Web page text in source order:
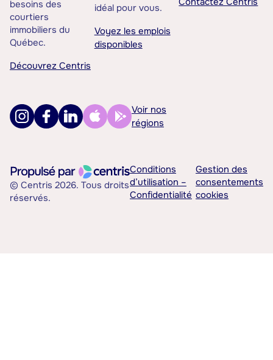
besoins des
courtiers
immobiliers du
Québec.
Découvrez Centris
idéal pour vous.
Voyez les emplois
disponibles
Voir nos
régions
© Centris 2026. Tous droits
réservés.
Conditions
d’utilisation –
Confidentialité
Gestion des
consentements
cookies